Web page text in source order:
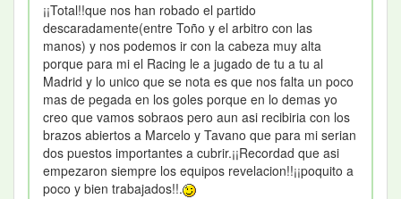
¡¡Total!!que nos han robado el partido
descaradamente(entre Toño y el arbitro con las
manos) y nos podemos ir con la cabeza muy alta
porque para mi el Racing le a jugado de tu a tu al
Madrid y lo unico que se nota es que nos falta un poco
mas de pegada en los goles porque en lo demas yo
creo que vamos sobraos pero aun asi recibiria con los
brazos abiertos a Marcelo y Tavano que para mi serian
dos puestos importantes a cubrir.¡¡Recordad que asi
empezaron siempre los equipos revelacion!!¡¡poquito a
poco y bien trabajados!!.